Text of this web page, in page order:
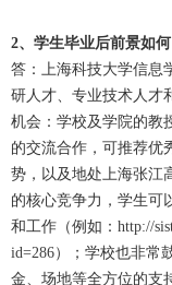
2、学生毕业后前景如何
答：上海科技大学信息
研人才、专业技术人才
机会：学校及学院的教
的交流合作，可推荐优
势，以及地处上海张江
的核心竞争力，学生可
和工作（例如： http://
id=286）；学校也非常
金、场地等全方位的支